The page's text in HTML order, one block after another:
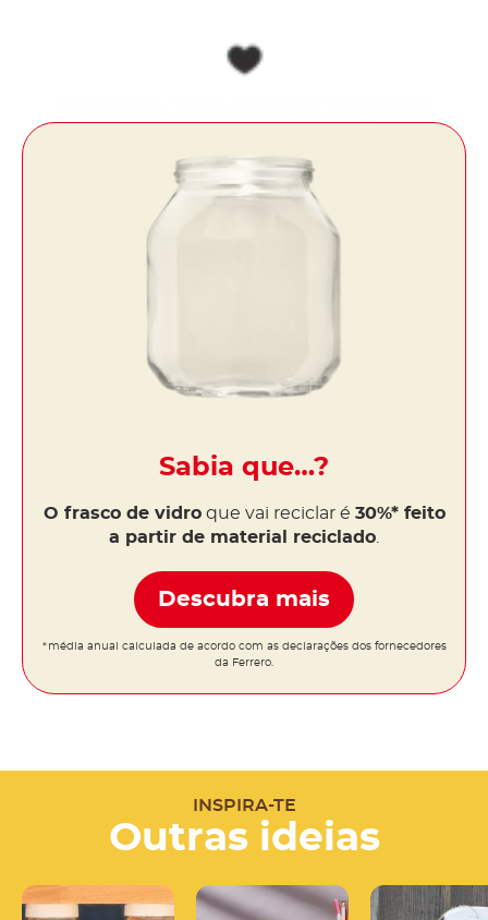
Sabia que…?
O frasco de vidroque vai reciclar é 30%* feito
a partir de material reciclado.
Descubra mais
*média anual calculada de acordo com as declarações dos fornecedores
da Ferrero.
INSPIRA-TE
Outras ideias